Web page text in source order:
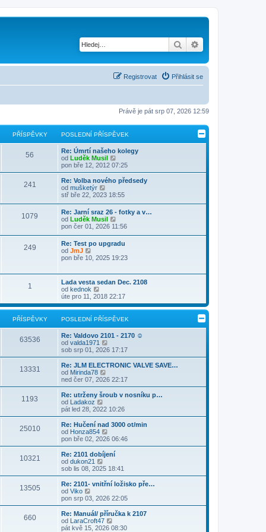
Hledat
Přihlásit se
Registrovat
Právě je pát srp 07, 2026 12:59
PŘÍSPĚVKY POSLEDNÍ PŘÍSPĚVEK
56
Re: Úmrtí našeho kolegy
od Luděk Musil
o
b
r
a
z
t
p
s
l
e
n
ř
í
s
p
ě
e
k
pon bře 12, 2012 07:25
241
Re: Volba nového předsedy
od mušketýr
o
r
a
z
i
t
p
s
e
d
n
í
p
ř
s
p
ě
v
e
k
stř bře 22, 2023 18:55
1079
Re: Jarní sraz 26 - fotky a v…
od Luděk Musil
o
a
z
i
p
o
l
e
d
n
í
s
ě
e
k
pon čer 01, 2026 11:56
249
Re: Test po upgradu
od JmJ
o
z
t
p
o
s
l
e
d
í
p
ř
í
s
p
ě
v
e
k
pon bře 10, 2025 19:23
1
Lada vesta sedan Dec. 2108
od kednok
o
b
r
a
t
p
o
s
l
e
d
n
í
p
ř
í
s
p
ě
v
e
k
úte pro 11, 2018 22:17
PŘÍSPĚVKY POSLEDNÍ PŘÍSPĚVEK
63536
Re: Valdovo 2101 - 2170 ☺
od valda1971
o
b
r
z
p
o
s
e
n
í
p
í
s
p
v
e
k
sob srp 01, 2026 17:17
13331
Re: JLM ELECTRONIC VALVE SAVE…
od Mirinda78
o
b
r
z
t
p
o
s
e
n
í
p
í
s
p
ě
v
ned čer 07, 2026 22:17
1193
Re: utrženy šroub v nosníku p…
od Ladakoz
o
b
r
a
z
t
p
o
s
l
e
n
í
p
ř
í
pát led 28, 2022 10:26
25010
Re: Hučení nad 3000 ot/min
od Honza854
o
b
r
z
p
o
s
l
e
d
pon bře 02, 2026 06:46
10321
Re: 2101 dobíjení
od dukon21
o
b
r
z
t
p
o
sob lis 08, 2025 18:41
13505
Re: 2101- vnitřní ložisko pře…
od Viko
o
b
r
a
z
pon srp 03, 2026 22:05
660
Re: Manuál/ příručka k 2107
od LaraCroft47
o
pát kvě 15, 2026 08:30